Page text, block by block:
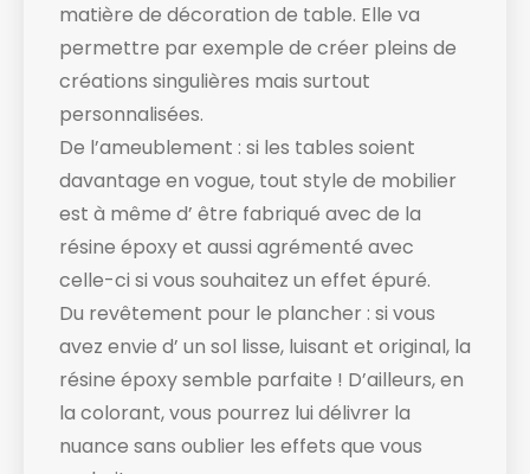
matière de décoration de table. Elle va
permettre par exemple de créer pleins de
créations singulières mais surtout
personnalisées.
De l’ameublement : si les tables soient
davantage en vogue, tout style de mobilier
est à même d’ être fabriqué avec de la
résine époxy et aussi agrémenté avec
celle-ci si vous souhaitez un effet épuré.
Du revêtement pour le plancher : si vous
avez envie d’ un sol lisse, luisant et original, la
résine époxy semble parfaite ! D’ailleurs, en
la colorant, vous pourrez lui délivrer la
nuance sans oublier les effets que vous